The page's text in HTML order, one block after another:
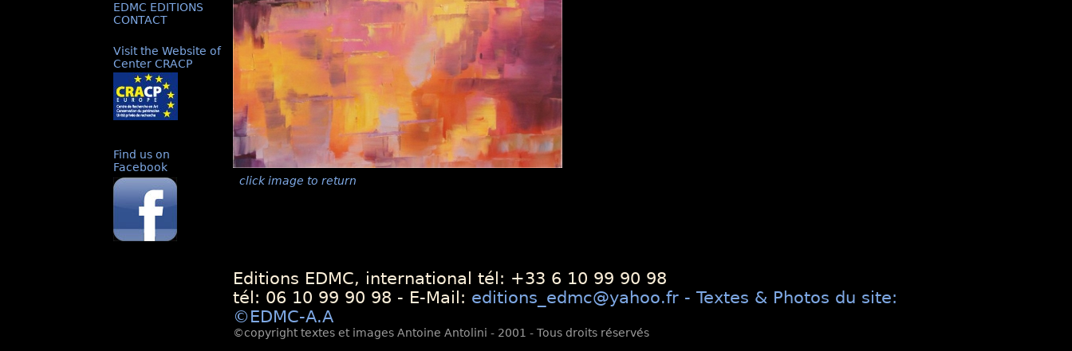
EDMC EDITIONS
CONTACT
Visit the Website of
Center CRACP
Find us on
Facebook
click image to return
Editions EDMC, international tél: +33 6 10 99 90 98
tél: 06 10 99 90 98 - E-Mail: editions_edmc@yahoo.fr - Textes & Photos du site:
©EDMC-A.A
©copyright textes et images Antoine Antolini - 2001 - Tous droits réservés